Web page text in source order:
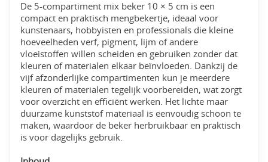
De 5-compartiment mix beker 10 × 5 cm is een
compact en praktisch mengbekertje, ideaal voor
kunstenaars, hobbyisten en professionals die kleine
hoeveelheden verf, pigment, lijm of andere
vloeistoffen willen scheiden en gebruiken zonder dat
kleuren of materialen elkaar beïnvloeden. Dankzij de
vijf afzonderlijke compartimenten kun je meerdere
kleuren of materialen tegelijk voorbereiden, wat zorgt
voor overzicht en efficiënt werken. Het lichte maar
duurzame kunststof materiaal is eenvoudig schoon te
maken, waardoor de beker herbruikbaar en praktisch
is voor dagelijks gebruik.